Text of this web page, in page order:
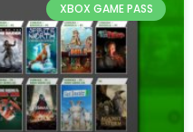
XBOX GAME PASS